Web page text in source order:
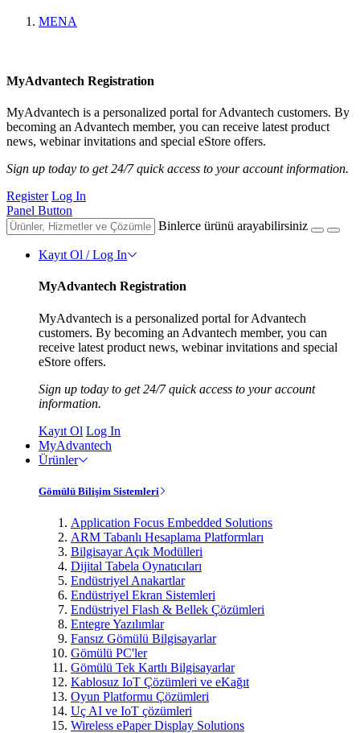
MENA
MyAdvantech Registration
MyAdvantech is a personalized portal for Advantech customers. By
becoming an Advantech member, you can receive latest product
news, webinar invitations and special eStore offers.
Sign up today to get 24/7 quick access to your account information.
Register Log In
Panel Button
Binlerce ürünü arayabilirsiniz
Kayıt Ol / Log In
MyAdvantech Registration
MyAdvantech is a personalized portal for Advantech
customers. By becoming an Advantech member, you can
receive latest product news, webinar invitations and special
eStore offers.
Sign up today to get 24/7 quick access to your account
information.
Kayıt Ol Log In
MyAdvantech
Ürünler
Gömülü Bilişim Sistemleri
Application Focus Embedded Solutions
ARM Tabanlı Hesaplama Platformları
Bilgisayar Açık Modülleri
Dijital Tabela Oynatıcıları
Endüstriyel Anakartlar
Endüstriyel Ekran Sistemleri
Endüstriyel Flash & Bellek Çözümleri
Entegre Yazılımlar
Fansız Gömülü Bilgisayarlar
Gömülü PC'ler
Gömülü Tek Kartlı Bilgisayarlar
Kablosuz IoT Çözümleri ve eKağıt
Oyun Platformu Çözümleri
Uç AI ve IoT çözümleri
Wireless ePaper Display Solutions